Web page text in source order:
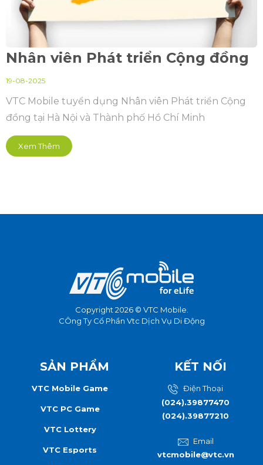
Nhân viên Phát triển Cộng đồng
19-08-2025
VTC Mobile tuyển dụng Nhân viên Phát triển Cộng
đồng tại Hà Nội và Thành phố Hồ Chí Minh
Xem Thêm
Copyright 2026 © VTC Mobile.
CÔng Ty Cổ Phần Vtc Dịch Vụ Di Động
SẢN PHẨM
VTC Mobile Game
VTC PC Game
VTC Lottery
VTC Esports
KẾT NỐI
Điện Thoại
(024).39877470
(024).39877210
Email
vtcmobile@vtc.vn